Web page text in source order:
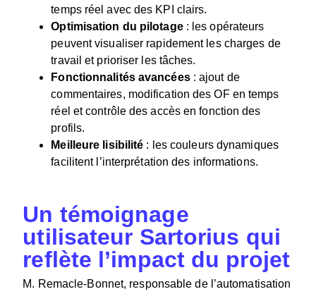
temps réel avec des KPI clairs.
Optimisation du pilotage: les opérateurs
peuvent visualiser rapidement les charges de
travail et prioriser les tâches.
Fonctionnalités avancées: ajout de
commentaires, modification des OF en temps
réel et contrôle des accès en fonction des
profils.
Meilleure lisibilité : les couleurs dynamiques
facilitent l’interprétation des informations.
Un témoignage
utilisateur Sartorius qui
reflète l’impact du projet
M. Remacle-Bonnet, responsable de l’automatisation